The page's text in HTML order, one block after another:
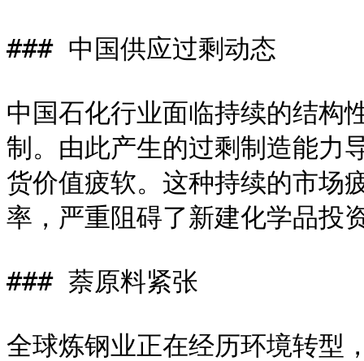
### 中国供应过剩动态
中国石化行业面临持续的结构
制。由此产生的过剩制造能力
货价值疲软。这种持续的市场
率，严重阻碍了新建化学品投
### 萘原料紧张
全球炼钢业正在经历环境转型